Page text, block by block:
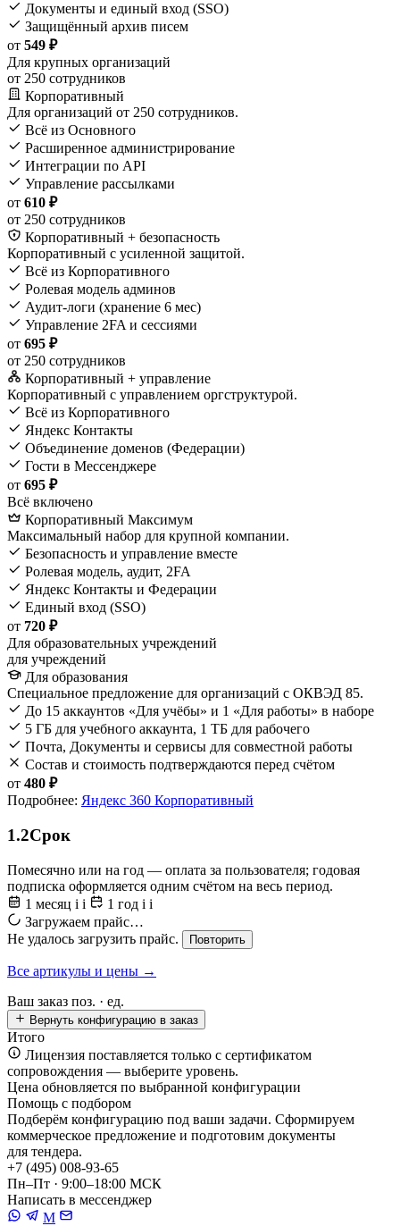
Документы и единый вход (SSO)
Защищённый архив писем
от 549 ₽
Для крупных организаций
от 250 сотрудников
Корпоративный
Для организаций от 250 сотрудников.
Всё из Основного
Расширенное администрирование
Интеграции по API
Управление рассылками
от 610 ₽
от 250 сотрудников
Корпоративный + безопасность
Корпоративный с усиленной защитой.
Всё из Корпоративного
Ролевая модель админов
Аудит-логи (хранение 6 мес)
Управление 2FA и сессиями
от 695 ₽
от 250 сотрудников
Корпоративный + управление
Корпоративный с управлением оргструктурой.
Всё из Корпоративного
Яндекс Контакты
Объединение доменов (Федерации)
Гости в Мессенджере
от 695 ₽
Всё включено
Корпоративный Максимум
Максимальный набор для крупной компании.
Безопасность и управление вместе
Ролевая модель, аудит, 2FA
Яндекс Контакты и Федерации
Единый вход (SSO)
от 720 ₽
Для образовательных учреждений
для учреждений
Для образования
Специальное предложение для организаций с ОКВЭД 85.
До 15 аккаунтов «Для учёбы» и 1 «Для работы» в наборе
5 ГБ для учебного аккаунта, 1 ТБ для рабочего
Почта, Документы и сервисы для совместной работы
Состав и стоимость подтверждаются перед счётом
от 480 ₽
Подробнее: Яндекс 360 Корпоративный
1.2Срок
Помесячно или на год — оплата за пользователя; годовая
подписка оформляется одним счётом на весь период.
1 месяц i i 1 год i i
Загружаем прайс…
Не удалось загрузить прайс.
Повторить
Все артикулы и цены →
Ваш заказ поз. · ед.
Вернуть конфигурацию в заказ
Итого
Лицензия поставляется только с сертификатом
сопровождения — выберите уровень.
Цена обновляется по выбранной конфигурации
Помощь с подбором
Подберём конфигурацию под ваши задачи. Сформируем
коммерческое предложение и подготовим документы
для тендера.
+7 (495) 008-93-65
Пн–Пт · 9:00–18:00 МСК
Написать в мессенджер
M